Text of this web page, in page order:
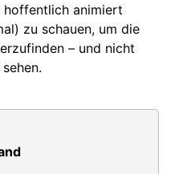
animiert
zu schauen, um die
– und nicht